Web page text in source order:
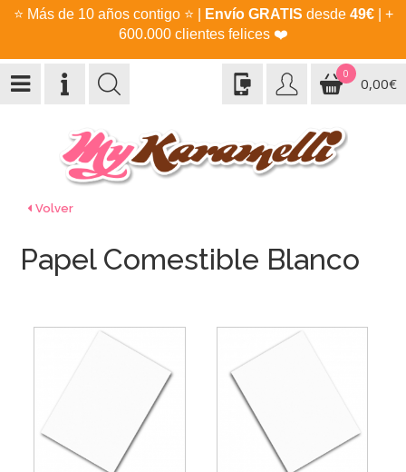
⭐ Más de 10 años contigo ⭐ Envío GRATIS desde 49€| +
600.000 clientes felices ❤️
0
0,00€
Volver
Papel Comestible Blanco